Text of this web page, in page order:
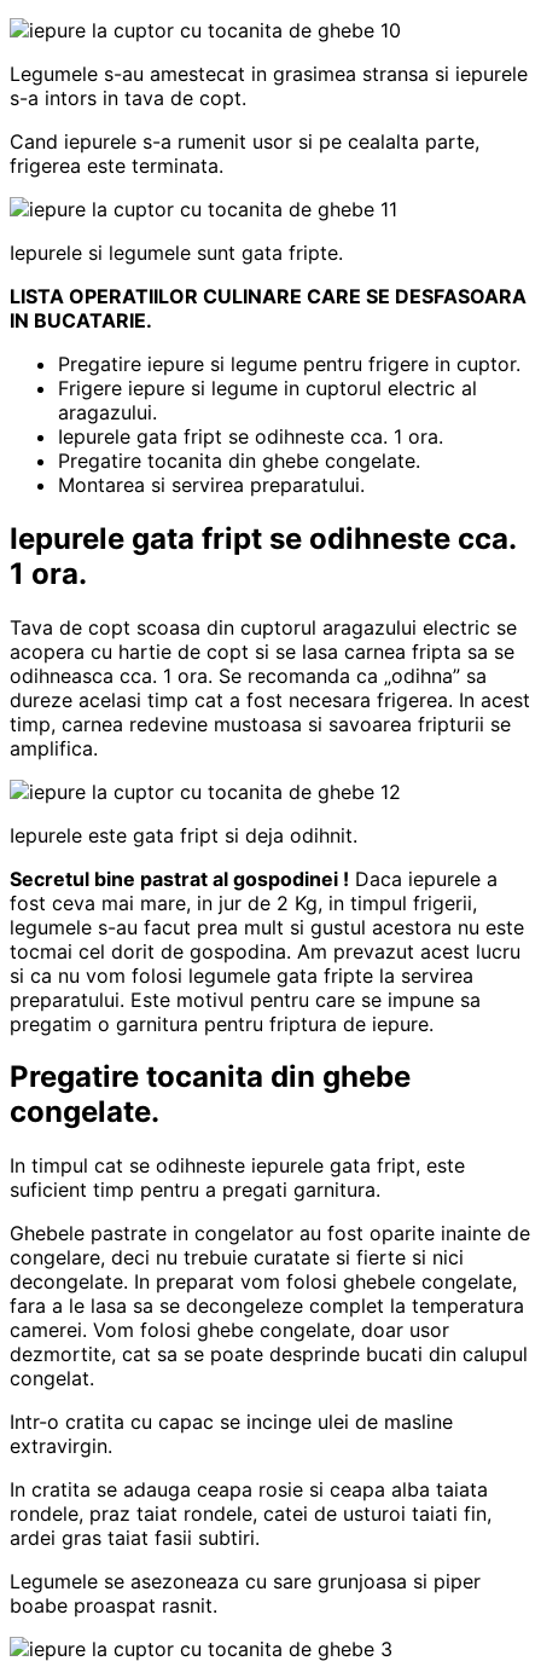
Legumele s-au amestecat in grasimea stransa si iepurele
s-a intors in tava de copt.
Cand iepurele s-a rumenit usor si pe cealalta parte,
frigerea este terminata.
Iepurele si legumele sunt gata fripte.
LISTA OPERATIILOR CULINARE CARE SE DESFASOARA
IN BUCATARIE.
Pregatire iepure si legume pentru frigere in cuptor.
Frigere iepure si legume in cuptorul electric al
aragazului.
Iepurele gata fript se odihneste cca. 1 ora.
Pregatire tocanita din ghebe congelate.
Montarea si servirea preparatului.
Iepurele gata fript se odihneste cca.
1 ora.
Tava de copt scoasa din cuptorul aragazului electric se
acopera cu hartie de copt si se lasa carnea fripta sa se
odihneasca cca. 1 ora. Se recomanda ca „odihna” sa
dureze acelasi timp cat a fost necesara frigerea. In acest
timp, carnea redevine mustoasa si savoarea fripturii se
amplifica.
Iepurele este gata fript si deja odihnit.
Secretul bine pastrat al gospodinei ! Daca iepurele a
fost ceva mai mare, in jur de 2 Kg, in timpul frigerii,
legumele s-au facut prea mult si gustul acestora nu este
tocmai cel dorit de gospodina. Am prevazut acest lucru
si ca nu vom folosi legumele gata fripte la servirea
preparatului. Este motivul pentru care se impune sa
pregatim o garnitura pentru friptura de iepure.
Pregatire tocanita din ghebe
congelate.
In timpul cat se odihneste iepurele gata fript, este
suficient timp pentru a pregati garnitura.
Ghebele pastrate in congelator au fost oparite inainte de
congelare, deci nu trebuie curatate si fierte si nici
decongelate. In preparat vom folosi ghebele congelate,
fara a le lasa sa se decongeleze complet la temperatura
camerei. Vom folosi ghebe congelate, doar usor
dezmortite, cat sa se poate desprinde bucati din calupul
congelat.
Intr-o cratita cu capac se incinge ulei de masline
extravirgin.
In cratita se adauga ceapa rosie si ceapa alba taiata
rondele, praz taiat rondele, catei de usturoi taiati fin,
ardei gras taiat fasii subtiri.
Legumele se asezoneaza cu sare grunjoasa si piper
boabe proaspat rasnit.